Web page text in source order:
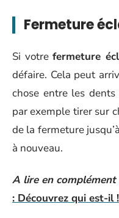
Fermeture
Si votre fermeture
défaire. Cela peut
chose entre les
par exemple tirer sur
de la fermeture
à nouveau.
A lire en complément
: Découvrez qui est-il !